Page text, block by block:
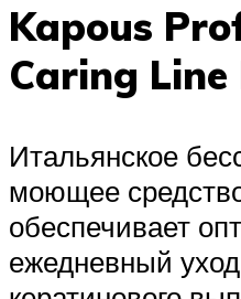
Kapous
Caring
Итальянское
моющее
обеспечивает
ежедневный